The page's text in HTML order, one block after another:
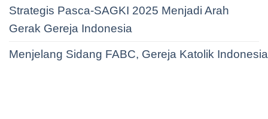
Strategis Pasca-SAGKI 2025 Menjadi Arah
Gerak Gereja Indonesia
Menjelang Sidang FABC, Gereja Katolik